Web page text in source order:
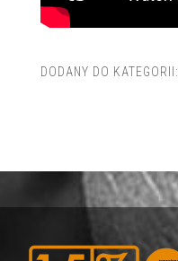
DODANY DO KATEGORII: